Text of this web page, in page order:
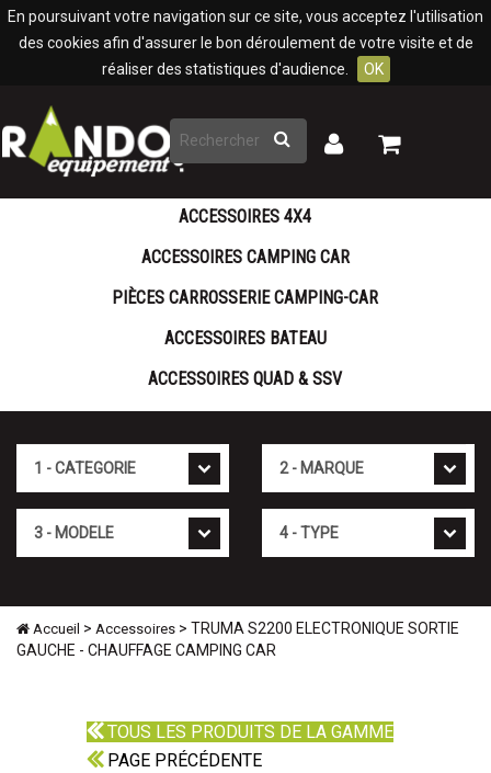
En poursuivant votre navigation sur ce site, vous acceptez l'utilisation
des cookies afin d'assurer le bon déroulement de votre visite et de
réaliser des statistiques d'audience.
OK
Rechercher
Mon
Mon
ACCESSOIRES 4X4
ACCESSOIRES CAMPING CAR
PIÈCES CARROSSERIE CAMPING-CAR
ACCESSOIRES BATEAU
ACCESSOIRES QUAD & SSV
Accueil > Accessoires > TRUMA S2200 ELECTRONIQUE SORTIE
GAUCHE - CHAUFFAGE CAMPING CAR
TOUS LES PRODUITS DE LA GAMME
PAGE PRÉCÉDENTE
Panneau de gestion des cookies